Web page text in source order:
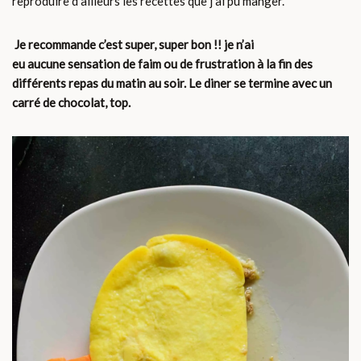
Je recommande c’est super, super bon !! je n’ai
euaucunesensation de faim ou defrustrationà la fin des
différents repas du matin au soir. Le diner se termine avec un
carré de chocolat, top.